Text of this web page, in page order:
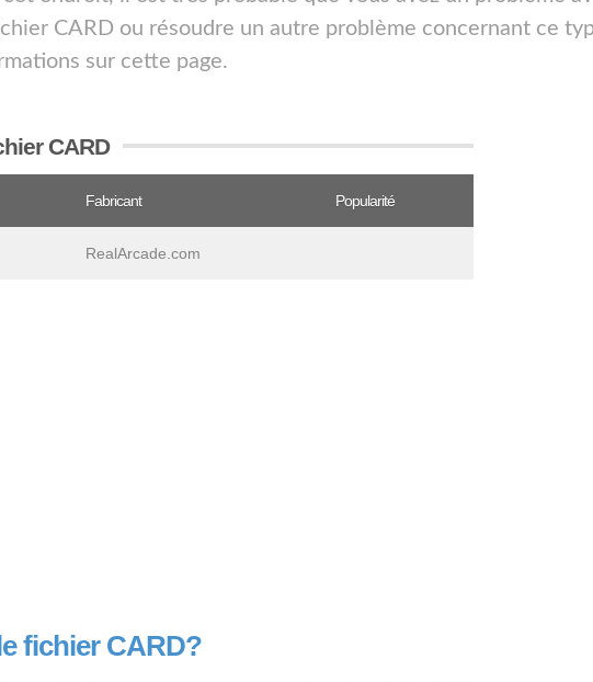
CARD ou résoudre un autre problème concernant ce
sur cette page.
CARD
Fabricant Popularité
RealArcade.com
fichier CARD?